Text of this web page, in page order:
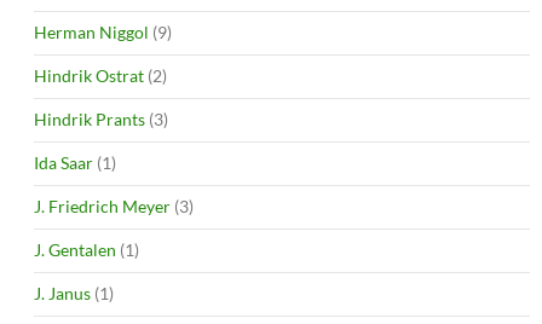
Herman Niggol (9)
Hindrik Ostrat (2)
Hindrik Prants (3)
Ida Saar (1)
J. Friedrich Meyer (3)
J. Gentalen (1)
J. Janus (1)